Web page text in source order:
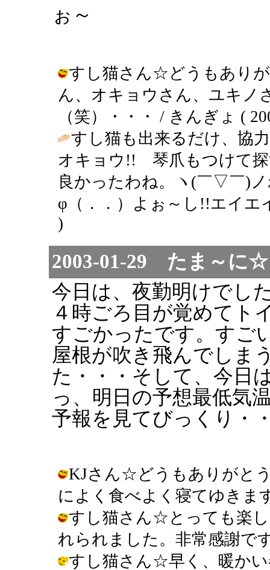
ぉ～
すし猫さん☆どうもあり
ん、オキョウさん、ユキノ
（笑）・・・ / きんぎょ (
すし猫も出来るだけ、協
オキョウ!! 琴爪もつけて
良かったわね。ヽ(￣▽￣)
φ（．．）よぉ～し!!エイエ
)
2003-01-29 たま～に
今日は、夜勤明けでし
４時ごろ目が覚めてト
すごかったです。すご
屋根が吹き飛んでしま
た・・・そして、今日
っ、明日の予想最低気
予報を見てびっくり・
KJさん☆どうもありがと
によく食べよく寝てゆきま
すし猫さん☆とっても楽
れられました。非常感謝で
すし猫さん☆早く、暖か